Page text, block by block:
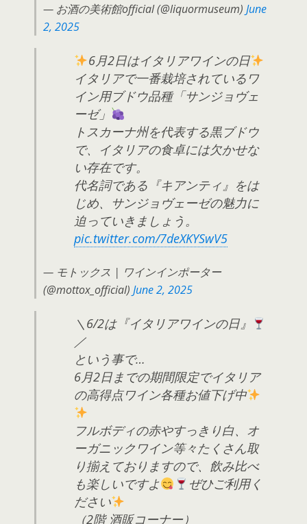
— お酒の美術館official (@liquormuseum) June
2, 2025
6月2日はイタリアワインの日
イタリアで一番栽培されているワ
イン用ブドウ品種「サンジョヴェ
ーゼ」
トスカーナ州を代表する黒ブドウ
で、イタリアの食卓には欠かせな
い存在です。
代名詞である『キアンティ』をは
じめ、サンジョヴェーゼの魅力に
迫っていきましょう。
pic.twitter.com/7deXKYSwV5
— モトックス | ワインインポーター
(@mottox_official) June 2, 2025
＼6/2は『イタリアワインの日』
／
という事で…
6月2日までの期間限定でイタリア
の高得点ワイン各種お値下げ中
フルボディの赤やすっきり白、オ
ーガニックワイン等々たくさん取
り揃えておりますので、飲み比べ
も楽しいですよ
ぜひご利用く
ださい
（2階 酒販コーナー）